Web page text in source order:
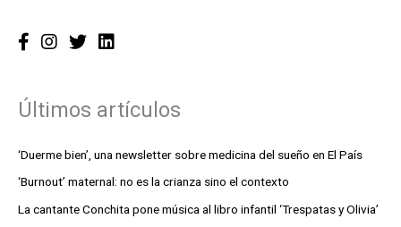
Últimos artículos
‘Duerme bien’, una newsletter sobre medicina del sueño en El País
‘Burnout’ maternal: no es la crianza sino el contexto
La cantante Conchita pone música al libro infantil ‘Trespatas y Olivia’